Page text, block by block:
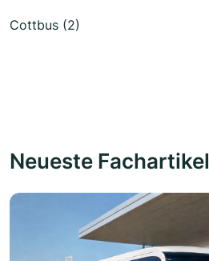
Cottbus (2)
Neueste Fachartikel